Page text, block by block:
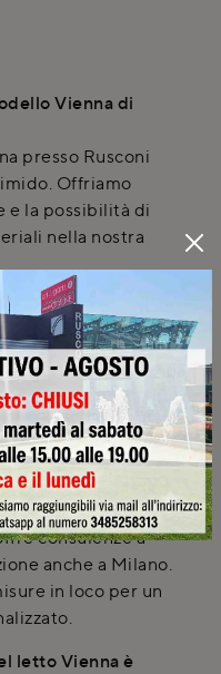
Vienna di
presso Rusconi
Offriamo
e la possibilità di
nella nostra
sono
nelle
il nostro
campioni di
al tuo stile.
a
a Milano?
consulenze a
anche a Milano.
in loco per un
letto Vienna è